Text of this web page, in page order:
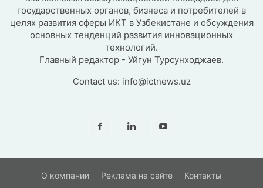
государственных органов, бизнеса и потребителей в
целях развития сферы ИКТ в Узбекистане и обсуждения
основных тенденций развития инновационных
технологий.
Главный редактор - Уйгун Турсунходжаев.
Contact us: info@ictnews.uz
О компании Реклама на сайте Контакты